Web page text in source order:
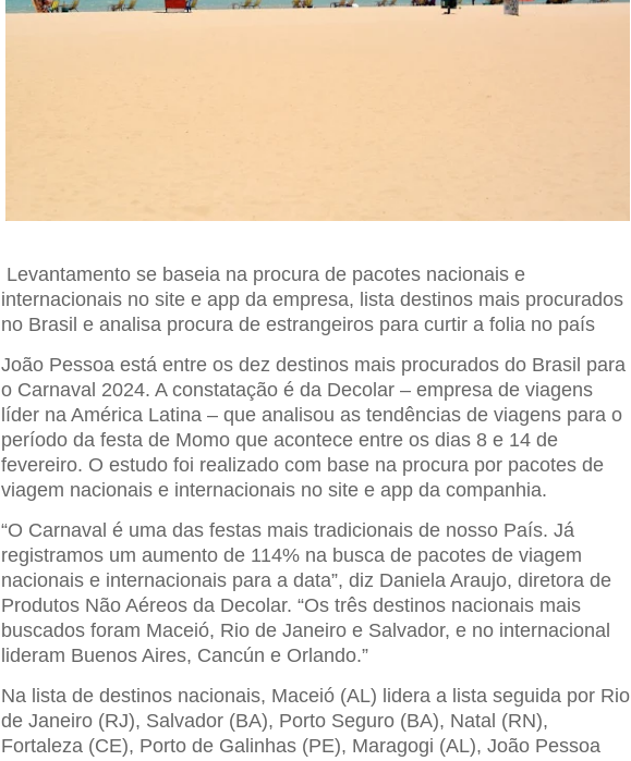
Levantamento se baseia na procura de pacotes nacionais e
internacionais no site e app da empresa, lista destinos mais procurados
no Brasil e analisa procura de estrangeiros para curtir a folia no país
João Pessoa está entre os dez destinos mais procurados do Brasil para
o Carnaval 2024. A constatação é da Decolar – empresa de viagens
líder na América Latina – que analisou as tendências de viagens para o
período da festa de Momo que acontece entre os dias 8 e 14 de
fevereiro. O estudo foi realizado com base na procura por pacotes de
viagem nacionais e internacionais no site e app da companhia.
“O Carnaval é uma das festas mais tradicionais de nosso País. Já
registramos um aumento de 114% na busca de pacotes de viagem
nacionais e internacionais para a data”, diz Daniela Araujo, diretora de
Produtos Não Aéreos da Decolar. “Os três destinos nacionais mais
buscados foram Maceió, Rio de Janeiro e Salvador, e no internacional
lideram Buenos Aires, Cancún e Orlando.”
Na lista de destinos nacionais, Maceió (AL) lidera a lista seguida por Rio
de Janeiro (RJ), Salvador (BA), Porto Seguro (BA), Natal (RN),
Fortaleza (CE), Porto de Galinhas (PE), Maragogi (AL), João Pessoa